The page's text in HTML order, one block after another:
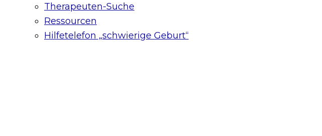
Therapeuten-Suche
Ressourcen
Hilfetelefon „schwierige Geburt“